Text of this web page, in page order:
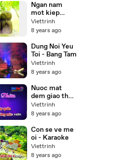
Ngan nam
mot kiep
nguoi
Viettrinh
8 years ago
Dung Noi Yeu
Toi - Bang Tam
Viettrinh
8 years ago
Nuoc mat
dem giao thua
- Karaoke
Viettrinh
8 years ago
Con se ve me
oi - Karaoke
Viettrinh
8 years ago